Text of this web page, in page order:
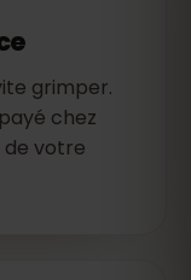
grimper.
chez
de votre